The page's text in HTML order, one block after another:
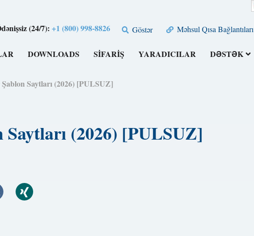
(24/7):+1 (800) 998-8826 Göstər Məhsul Qısa Bağlantıları
DOWNLOADS SIFARIŞ YARADICILAR DƏSTƏK
Saytları (2026) [PULSUZ]
(2026) [PULSUZ]